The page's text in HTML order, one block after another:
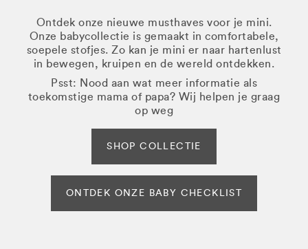
Ontdek onze nieuwe musthaves voor je mini.
Onze babycollectie is gemaakt in comfortabele,
soepele stofjes. Zo kan je mini er naar hartenlust
in bewegen, kruipen en de wereld ontdekken.
Psst: Nood aan wat meer informatie als
toekomstige mama of papa? Wij helpen je graag
op weg
SHOP COLLECTIE
ONTDEK ONZE BABY CHECKLIST